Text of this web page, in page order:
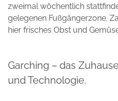
zweimal wöchentlich
gelegenen Fußgängerzone.
hier frisches Obst und
Garching – das
und Technologie.